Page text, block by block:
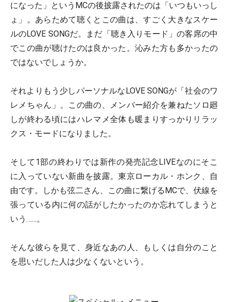
になった」というMCの後披露されたのは「いつもいっし
ょ」。あらためて聴くとこの曲は、すごく大きなスケー
ルのLOVE SONGだ。まだ「聴き入りモード」の客席の中
でこの曲が聴けたのは良かった。沁みた方も多かったの
ではないでしょうか。
それよりもう少しパーソナルなLOVE SONGが「社会のワ
レメちゃん」。この曲の、メンバー紹介を兼ねたソロ廻
しが終わる頃にはハレマメ全体も暖まりすっかりリラッ
クス・モードになりました。
そして1部の終わりでは新作の発売記念LIVEなのにそこ
に入っていない新曲を披露。東京ローカル・ホンク、自
由です。しかも弦二さん、この曲に繋げるMCで、伏線を
張っている内に何の話がしたかったのか忘れてしまうと
いう……。
そんな彼らを見て、身近なあの人、もしくは自分のこと
を思いだした人は少なくないという。